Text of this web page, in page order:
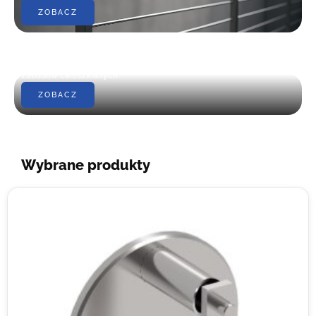
ZOBACZ
ZOBACZ
Wybrane produkty